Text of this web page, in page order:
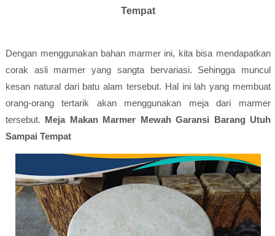
Tempat
Dengan menggunakan bahan marmer ini, kita bisa mendapatkan
corak asli marmer yang sangta bervariasi. Sehingga muncul
kesan natural dari batu alam tersebut. Hal ini lah yang membuat
orang-orang tertarik akan menggunakan meja dari marmer
tersebut. Meja Makan Marmer Mewah Garansi Barang Utuh
Sampai Tempat